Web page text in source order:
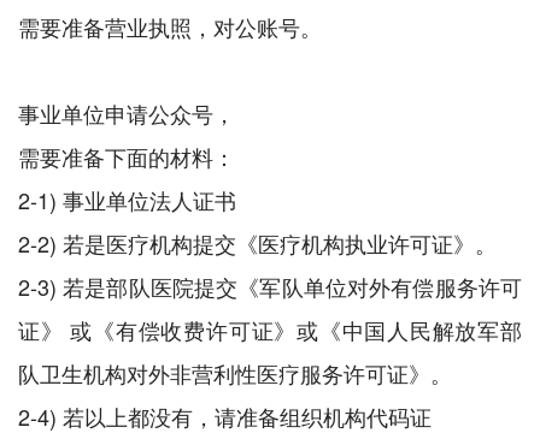
需要准备营业执照，对公账号。
事业单位申请公众号，
需要准备下面的材料：
2-1) 事业单位法人证书
2-2) 若是医疗机构提交《医疗机构执业许可证》。
2-3) 若是部队医院提交《军队单位对外有偿服务许可
证》 或《有偿收费许可证》或《中国人民解放军部
队卫生机构对外非营利性医疗服务许可证》。
2-4) 若以上都没有，请准备组织机构代码证